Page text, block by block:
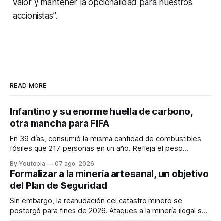
valor y mantener la opcionalidad para nuestros
accionistas”.
READ MORE
Infantino y su enorme huella de carbono,
otra mancha para FIFA
En 39 días, consumió la misma cantidad de combustibles
fósiles que 217 personas en un año. Refleja el peso
By Youtopia 07 ago. 2026
Formalizar a la minería artesanal, un objetivo
del Plan de Seguridad
Sin embargo, la reanudación del catastro minero se
postergó para fines de 2026. Ataques a la minería ilegal se